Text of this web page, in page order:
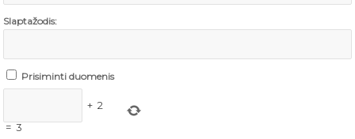
Slaptažodis:
Prisiminti duomenis
+ 2
= 3